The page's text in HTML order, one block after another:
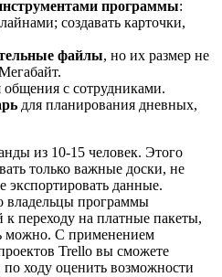
программы:
создавать карточки,
файлы, но их размер не
общения с сотрудниками.
для планирования дневных,
из 10-15 человек. Этого
только важные доски, не
экспортировать данные.
владельцы программы
к переходу на платные пакеты,
можно. С применением
Trello вы сможете
ходу оценить возможности